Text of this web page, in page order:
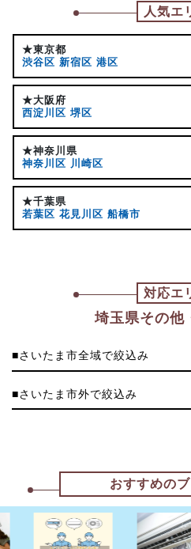
人気エ
★東京都
渋谷区 新宿区 港区
★大阪府
西淀川区 堺区
★神奈川県
神奈川区 川崎区
★千葉県
若葉区 花見川区 船橋市
対応エ
埼玉県その他
■さいたま市全域で絞込み
■さいたま市外で絞込み
おすすめの